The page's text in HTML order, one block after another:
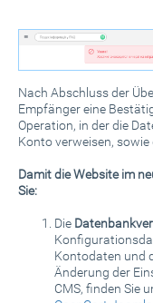
Nach Abschluss der
Empfänger eine
Operation, in der die
Konto verweisen, sowie
Damit die Website im
Sie:
Die
Kontodaten und
Änderung der
CMS, finden Sie